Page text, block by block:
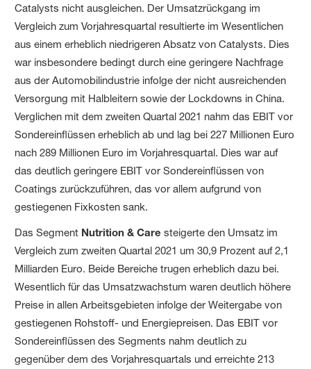
Catalysts nicht ausgleichen. Der Umsatzrückgang im
Vergleich zum Vorjahresquartal resultierte im Wesentlichen
aus einem erheblich niedrigeren Absatz von Catalysts. Dies
war insbesondere bedingt durch eine geringere Nachfrage
aus der Automobilindustrie infolge der nicht ausreichenden
Versorgung mit Halbleitern sowie der Lockdowns in China.
Verglichen mit dem zweiten Quartal 2021 nahm das EBIT vor
Sondereinflüssen erheblich ab und lag bei 227 Millionen Euro
nach 289 Millionen Euro im Vorjahresquartal. Dies war auf
das deutlich geringere EBIT vor Sondereinflüssen von
Coatings zurückzuführen, das vor allem aufgrund von
gestiegenen Fixkosten sank.
Das Segment Nutrition & Caresteigerte den Umsatz im
Vergleich zum zweiten Quartal 2021 um 30,9 Prozent auf 2,1
Milliarden Euro. Beide Bereiche trugen erheblich dazu bei.
Wesentlich für das Umsatzwachstum waren deutlich höhere
Preise in allen Arbeitsgebieten infolge der Weitergabe von
gestiegenen Rohstoff- und Energiepreisen. Das EBIT vor
Sondereinflüssen des Segments nahm deutlich zu
gegenüber dem des Vorjahresquartals und erreichte 213